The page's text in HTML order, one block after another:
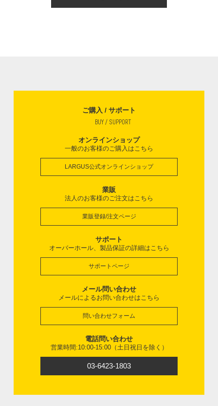
ご購入 / サポート
BUY / SUPPORT
オンラインショップ
一般のお客様のご購入はこちら
LARGUS公式オンラインショップ
業販
法人のお客様のご注文はこちら
業販登録/注文ページ
サポート
オーバーホール、製品保証の詳細はこちら
サポートページ
メール問い合わせ
メールによるお問い合わせはこちら
問い合わせフォーム
電話問い合わせ
営業時間:10:00-15:00（土日祝日を除く）
03-6423-1803